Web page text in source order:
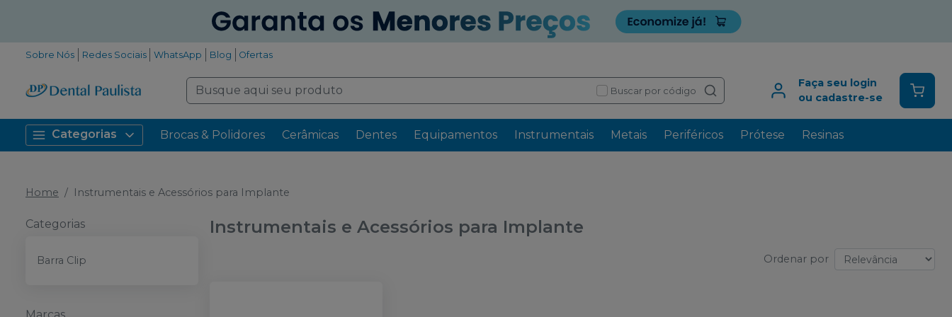
Sobre Nós Redes Sociais WhatsApp Blog Ofertas
Buscar por código
Faça seu login
ou cadastre-se
Categorias Brocas & Polidores Cerâmicas Dentes Equipamentos Instrumentais Metais Periféricos Prótese Resinas
Home Instrumentais e Acessórios para Implante
Categorias
Barra Clip
Instrumentais e Acessórios para Implante
Ordenar por